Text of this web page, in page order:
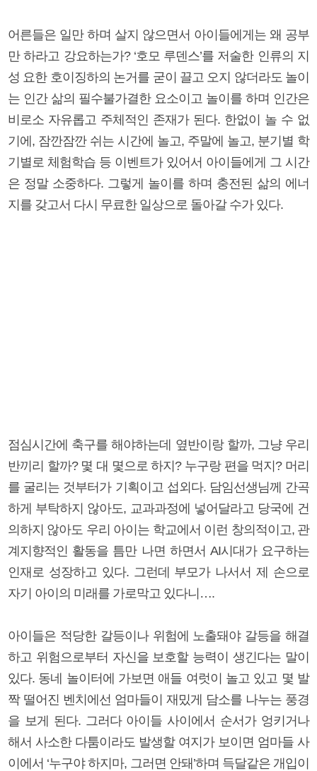
어른들은 일만 하며 살지 않으면서 아이들에게는 왜 공부
만 하라고 강요하는가? ‘호모 루덴스’를 저술한 인류의 지
성 요한 호이징하의 논거를 굳이 끌고 오지 않더라도 놀이
는 인간 삶의 필수불가결한 요소이고 놀이를 하며 인간은
비로소 자유롭고 주체적인 존재가 된다. 한없이 놀 수 없
기에, 잠깐잠깐 쉬는 시간에 놀고, 주말에 놀고, 분기별 학
기별로 체험학습 등 이벤트가 있어서 아이들에게 그 시간
은 정말 소중하다. 그렇게 놀이를 하며 충전된 삶의 에너
지를 갖고서 다시 무료한 일상으로 돌아갈 수가 있다.
점심시간에 축구를 해야하는데 옆반이랑 할까, 그냥 우리
반끼리 할까? 몇 대 몇으로 하지? 누구랑 편을 먹지? 머리
를 굴리는 것부터가 기획이고 섭외다. 담임선생님께 간곡
하게 부탁하지 않아도, 교과과정에 넣어달라고 당국에 건
의하지 않아도 우리 아이는 학교에서 이런 창의적이고, 관
계지향적인 활동을 틈만 나면 하면서 AI시대가 요구하는
인재로 성장하고 있다. 그런데 부모가 나서서 제 손으로
자기 아이의 미래를 가로막고 있다니….
아이들은 적당한 갈등이나 위험에 노출돼야 갈등을 해결
하고 위험으로부터 자신을 보호할 능력이 생긴다는 말이
있다. 동네 놀이터에 가보면 애들 여럿이 놀고 있고 몇 발
짝 떨어진 벤치에선 엄마들이 재밌게 담소를 나누는 풍경
을 보게 된다. 그러다 아이들 사이에서 순서가 엉키거나
해서 사소한 다툼이라도 발생할 여지가 보이면 엄마들 사
이에서 ‘누구야 하지마, 그러면 안돼’하며 득달같은 개입이